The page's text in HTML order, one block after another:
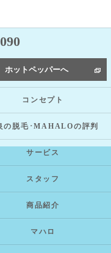
ホットペッパーへ
コンセプト
の脱毛･MAHALOの評判
サービス
スタッフ
商品紹介
マハロ